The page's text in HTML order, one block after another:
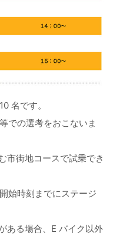
名です。
での選考をおこないま
市街地コースで試乗でき
始時刻までにステージ
ある場合、E バイク以外